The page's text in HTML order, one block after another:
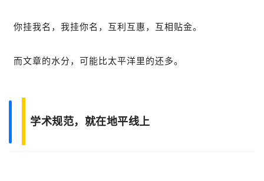
你挂我名，我挂你名，互利互惠，互相贴金。
而文章的水分，可能比太平洋里的还多。
学术规范，就在地平线上